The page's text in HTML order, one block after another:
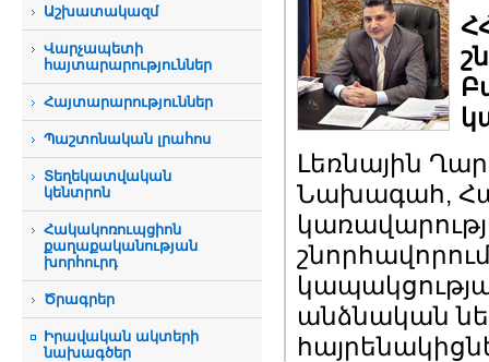
Աշխատակազմ
Վարչապետի
հայտարարություններ
Հայտարարություններ
Պաշտոնական լրահոս
Տեղեկատվական
կենտրոն
Հակակոռուպցիոն
քաղաքականության
խորհուրդ
Ծրագրեր
Իրավական ակտերի
նախագծեր
Լեռնային
Նախագահ,
անձնական